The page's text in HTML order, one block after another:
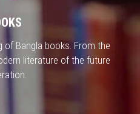
Bangla books. From the
literature of the future